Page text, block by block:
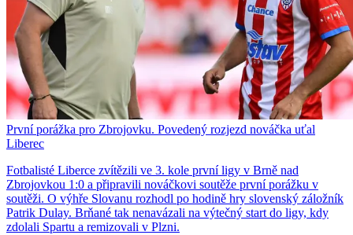
První porážka pro Zbrojovku. Povedený rozjezd nováčka uťal
Liberec
Fotbalisté Liberce zvítězili ve 3. kole první ligy v Brně nad
Zbrojovkou 1:0 a připravili nováčkovi soutěže první porážku v
soutěži. O výhře Slovanu rozhodl po hodině hry slovenský záložník
Patrik Dulay. Brňané tak nenavázali na výtečný start do ligy, kdy
zdolali Spartu a remizovali v Plzni.